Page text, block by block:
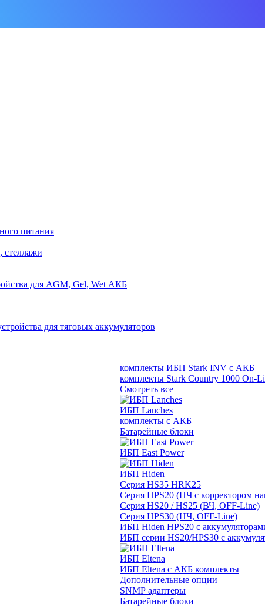
питания
для AGM, Gel, Wet АКБ
для тяговых аккумуляторов
комплекты ИБП Stark INV с АКБ
комплекты Stark Country 1000 On-
Смотреть все
ИБП Lanches
комплекты с АКБ
Батарейные блоки
ИБП East Power
ИБП Hiden
Серия HS35 HRK25
Серия HPS20 (НЧ с корректором
Серия HS20 / HS25 (ВЧ, OFF-Line)
Серия HPS30 (НЧ, OFF-Line)
ИБП Hiden HPS20 с
ИБП серии HS20/HPS30 с
ИБП Eltena
ИБП Eltena с АКБ комплекты
Дополнительные опции
SNMP адаптеры
Батарейные блоки